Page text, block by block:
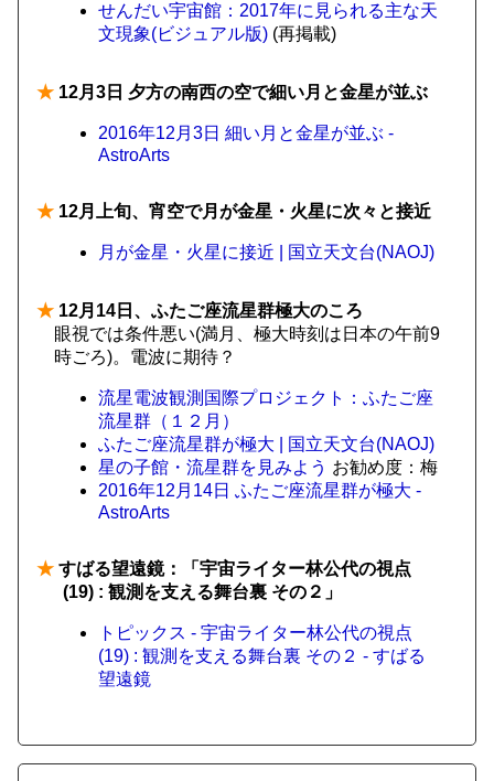
せんだい宇宙館：2017年に見られる主な天
文現象(ビジュアル版) (再掲載)
★ 12月3日 夕方の南西の空で細い月と金星が並ぶ
2016年12月3日 細い月と金星が並ぶ -
AstroArts
★ 12月上旬、宵空で月が金星・火星に次々と接近
月が金星・火星に接近 | 国立天文台(NAOJ)
★ 12月14日、ふたご座流星群極大のころ
眼視では条件悪い(満月、極大時刻は日本の午前9
時ごろ)。電波に期待？
流星電波観測国際プロジェクト：ふたご座
流星群（１２月）
ふたご座流星群が極大 | 国立天文台(NAOJ)
星の子館・流星群を見みよう お勧め度：梅
2016年12月14日 ふたご座流星群が極大 -
AstroArts
★ すばる望遠鏡：「宇宙ライター林公代の視点
(19) : 観測を支える舞台裏 その２」
トピックス - 宇宙ライター林公代の視点
(19) : 観測を支える舞台裏 その２ - すばる
望遠鏡